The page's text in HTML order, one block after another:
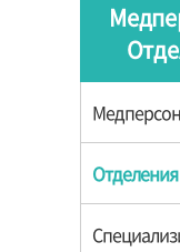
Общая
Отделения